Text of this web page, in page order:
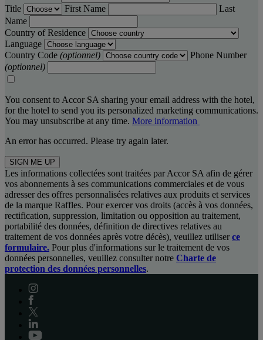
Title
First Name
Last
Name
Country of Residence
Language
Country Code (optionnel)
Phone Number
(optionnel)
You consent to Accor SA sharing your email address with the hotel,
for the hotel to send you its personalized marketing communications.
You may unsubscribe at any time. More information
An error has occurred. Please try again later.
SIGN ME UP
Les informations collectées sont traitées par Accor SA afin de gérer
vos abonnements à ses communications commerciales et de vous
adresser des offres personnalisées relatives aux produits et services
de la marque Raffles. Pour exercer vos droits (accès à vos données,
rectification, suppression, limitation ou opposition au traitement,
portabilité des données, définition de directives relatives au
traitement de vos données après votre décès), veuillez utiliser ce
formulaire. Pour plus d'informations sur le traitement de vos
données personnelles, veuillez consulter notre Charte de
protection des données personnelles.